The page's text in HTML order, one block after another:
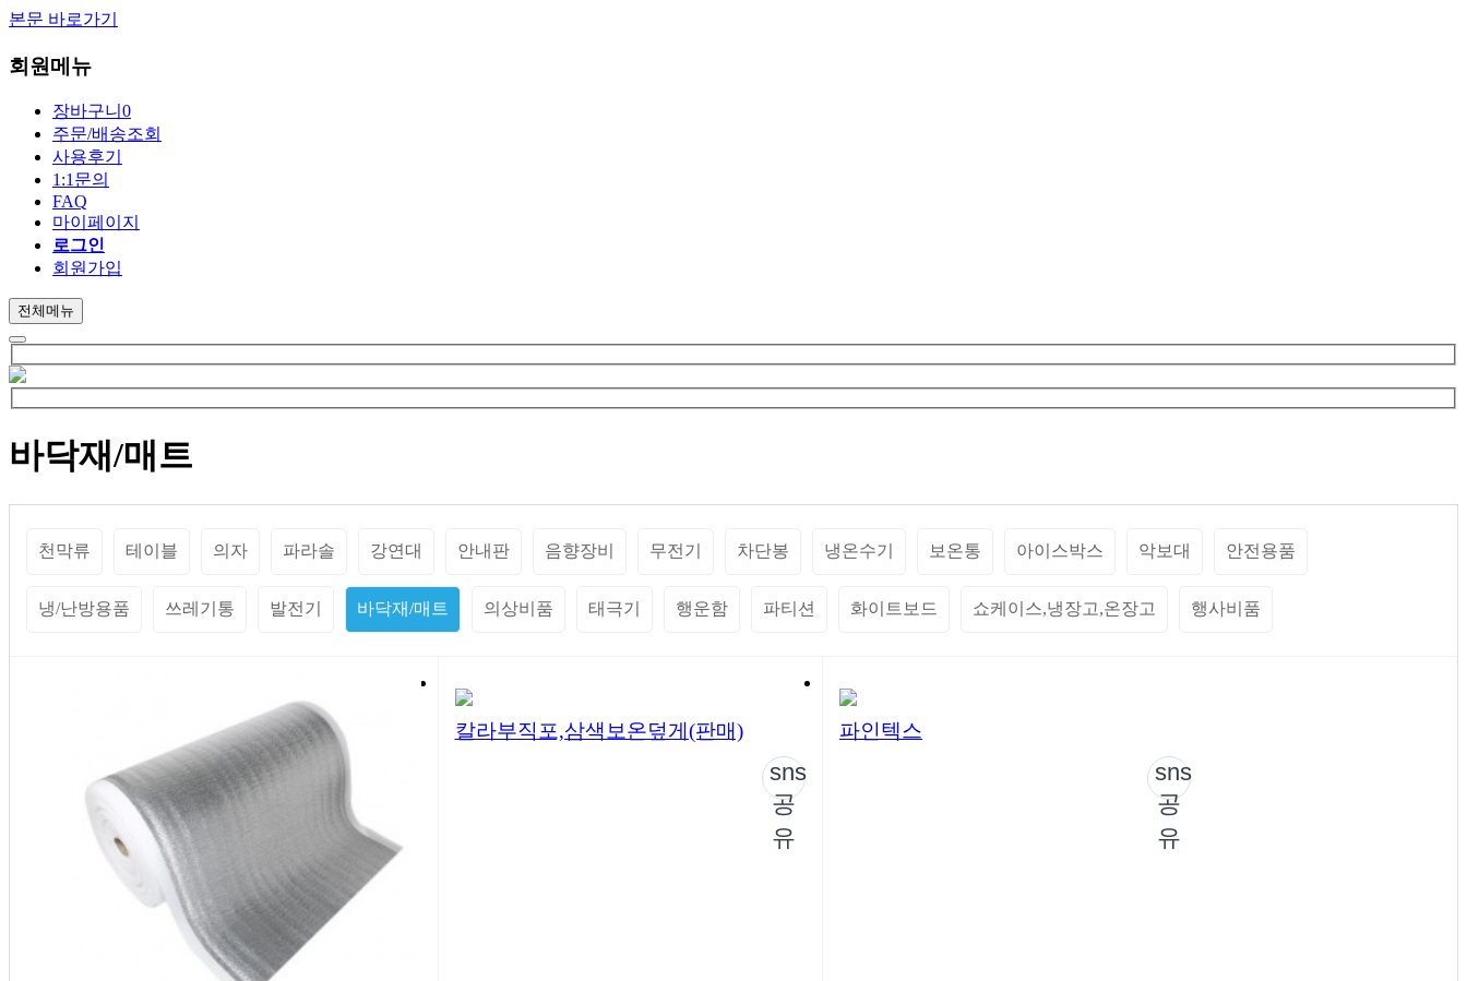
본문 바로가기
회원메뉴
장바구니 0
주문/배송조회
사용후기
1:1문의
FAQ
마이페이지
로그인
회원가입
전체메뉴
바닥재/매트
천막류 테이블 의자 파라솔 강연대 안내판 음향장비 무전기 차단봉 냉온수기 보온통 아이스박스 악보대 안전용품
냉/난방용품 쓰레기통 발전기 바닥재/매트 의상비품 태극기 행운함 파티션 화이트보드 쇼케이스,냉장고,온장고 행사비품
칼라부직포,삼색보온덮게(판매)
sns
공
유
파인텍스
sns
공
유